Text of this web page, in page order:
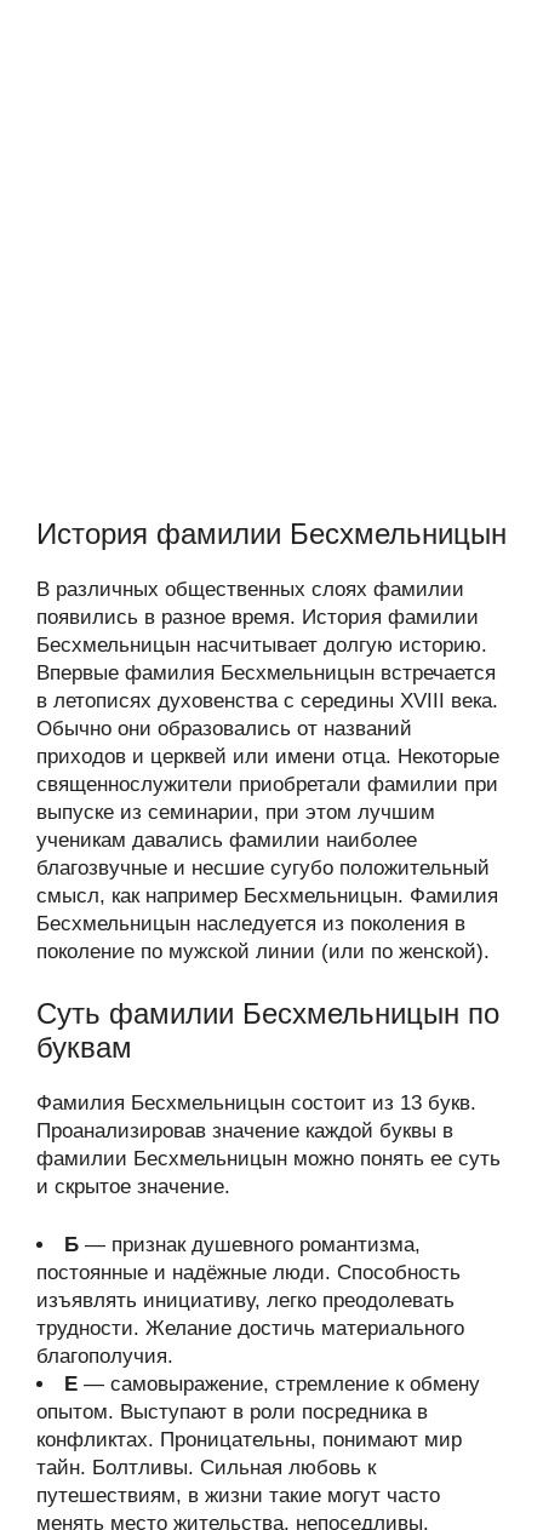
История фамилии Бесхмельницын
В различных общественных слоях фамилии
появились в разное время. История фамилии
Бесхмельницын насчитывает долгую историю.
Впервые фамилия Бесхмельницын встречается
в летописях духовенства с середины XVIII века.
Обычно они образовались от названий
приходов и церквей или имени отца. Некоторые
священнослужители приобретали фамилии при
выпуске из семинарии, при этом лучшим
ученикам давались фамилии наиболее
благозвучные и несшие сугубо положительный
смысл, как например Бесхмельницын. Фамилия
Бесхмельницын наследуется из поколения в
поколение по мужской линии (или по женской).
Суть фамилии Бесхмельницын по
буквам
Фамилия Бесхмельницын состоит из 13 букв.
Проанализировав значение каждой буквы в
фамилии Бесхмельницын можно понять ее суть
и скрытое значение.
Б — признак душевного романтизма,
постоянные и надёжные люди. Способность
изъявлять инициативу, легко преодолевать
трудности. Желание достичь материального
благополучия.
Е — самовыражение, стремление к обмену
опытом. Выступают в роли посредника в
конфликтах. Проницательны, понимают мир
тайн. Болтливы. Сильная любовь к
путешествиям, в жизни такие могут часто
менять место жительства, непоседливы.